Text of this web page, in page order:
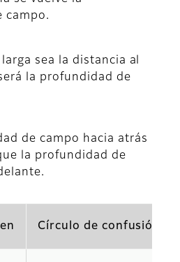
campo.
sea la distancia al
la profundidad de
de campo hacia atrás
la profundidad de
Círculo de confusión